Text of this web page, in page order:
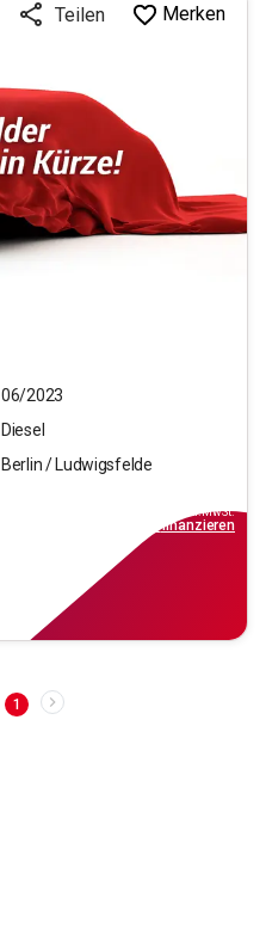
Teilen Merken
06/2023
Diesel
Berlin / Ludwigsfelde
inkl.MwSt.
finanzieren
1